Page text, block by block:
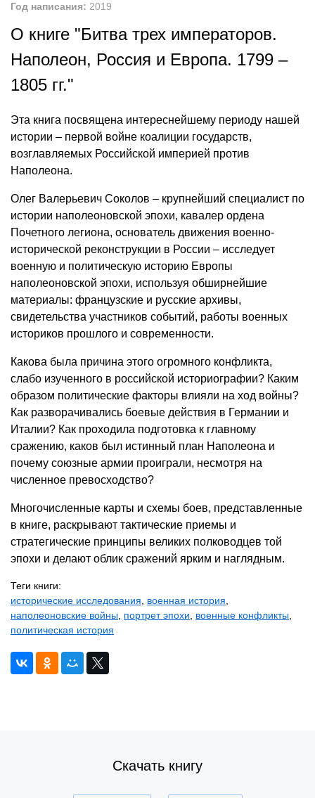
Год написания: 2019
О книге "Битва трех императоров.
Наполеон, Россия и Европа. 1799 –
1805 гг."
Эта книга посвящена интереснейшему периоду нашей
истории – первой войне коалиции государств,
возглавляемых Российской империей против
Наполеона.
Олег Валерьевич Соколов – крупнейший специалист по
истории наполеоновской эпохи, кавалер ордена
Почетного легиона, основатель движения военно-
исторической реконструкции в России – исследует
военную и политическую историю Европы
наполеоновской эпохи, используя обширнейшие
материалы: французские и русские архивы,
свидетельства участников событий, работы военных
историков прошлого и современности.
Какова была причина этого огромного конфликта,
слабо изученного в российской историографии? Каким
образом политические факторы влияли на ход войны?
Как разворачивались боевые действия в Германии и
Италии? Как проходила подготовка к главному
сражению, каков был истинный план Наполеона и
почему союзные армии проиграли, несмотря на
численное превосходство?
Многочисленные карты и схемы боев, представленные
в книге, раскрывают тактические приемы и
стратегические принципы великих полководцев той
эпохи и делают облик сражений ярким и наглядным.
Теги книги:
исторические исследования
военная история
наполеоновские войны портрет эпохи военные конфликты
политическая история
Скачать книгу